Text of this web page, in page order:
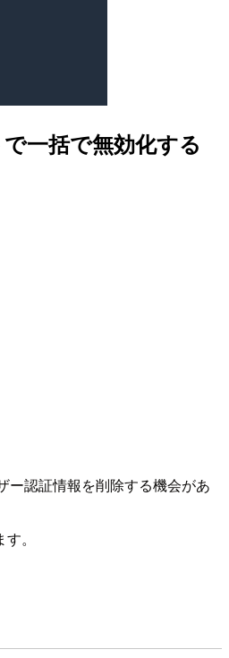
一括で無効化する
ー認証情報を削除する機会があ
。